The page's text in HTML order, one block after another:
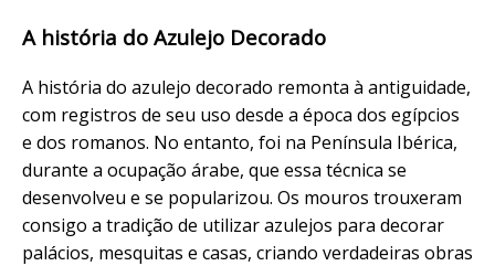
A história do Azulejo Decorado
A história do azulejo decorado remonta à antiguidade,
com registros de seu uso desde a época dos egípcios
e dos romanos. No entanto, foi na Península Ibérica,
durante a ocupação árabe, que essa técnica se
desenvolveu e se popularizou. Os mouros trouxeram
consigo a tradição de utilizar azulejos para decorar
palácios, mesquitas e casas, criando verdadeiras obras